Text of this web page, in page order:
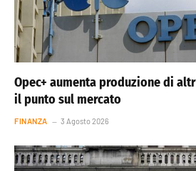
Opec+ aumenta produzione di
il punto sul mercato
FINANZA 3 Agosto 2026